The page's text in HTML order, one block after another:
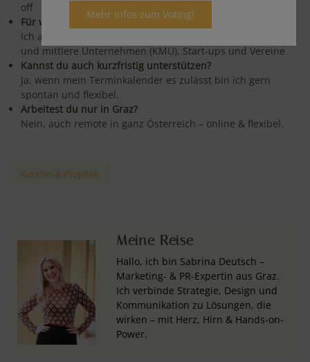
off
Für wen arbeitest du?
Ich arbeite für Ein-Personen-Unternehmen (EPU), kleine
und mittlere Unternehmen (KMU), Start-ups und Vereine
Kannst du auch kurzfristig unterstützen?
Ja, wenn mein Terminkalender es zulässt bin ich gern
spontan und flexibel.
Arbeitest du nur in Graz?
Nein, auch remote in ganz Österreich – online & flexibel.
Kunden & Projekte
Meine Reise
Hallo, ich bin Sabrina Deutsch –
Marketing- & PR-Expertin aus Graz.
Ich verbinde Strategie, Design und
Kommunikation zu Lösungen, die
wirken – mit Herz, Hirn & Hands-on-
Power.
Mehr Infos zum Voting!